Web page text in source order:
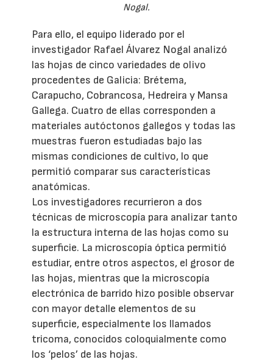
Nogal.
Para ello, el equipo liderado por el
investigador Rafael Álvarez Nogal analizó
las hojas de cinco variedades de olivo
procedentes de Galicia: Brétema,
Carapucho, Cobrancosa, Hedreira y Mansa
Gallega. Cuatro de ellas corresponden a
materiales autóctonos gallegos y todas las
muestras fueron estudiadas bajo las
mismas condiciones de cultivo, lo que
permitió comparar sus características
anatómicas.
Los investigadores recurrieron a dos
técnicas de microscopía para analizar tanto
la estructura interna de las hojas como su
superficie. La microscopía óptica permitió
estudiar, entre otros aspectos, el grosor de
las hojas, mientras que la microscopía
electrónica de barrido hizo posible observar
con mayor detalle elementos de su
superficie, especialmente los llamados
tricoma, conocidos coloquialmente como
los ‘pelos’ de las hojas.